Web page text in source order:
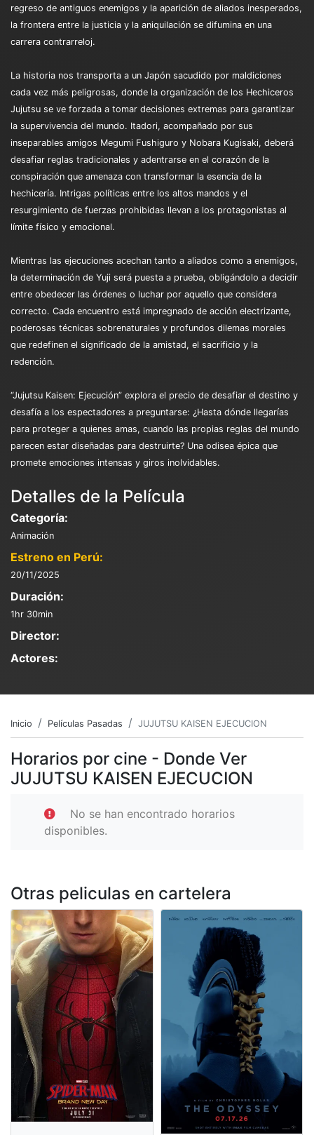
regreso de antiguos enemigos y la aparición de aliados inesperados,
la frontera entre la justicia y la aniquilación se difumina en una
carrera contrarreloj.
La historia nos transporta a un Japón sacudido por maldiciones
cada vez más peligrosas, donde la organización de los Hechiceros
Jujutsu se ve forzada a tomar decisiones extremas para garantizar
la supervivencia del mundo. Itadori, acompañado por sus
inseparables amigos Megumi Fushiguro y Nobara Kugisaki, deberá
desafiar reglas tradicionales y adentrarse en el corazón de la
conspiración que amenaza con transformar la esencia de la
hechicería. Intrigas políticas entre los altos mandos y el
resurgimiento de fuerzas prohibidas llevan a los protagonistas al
límite físico y emocional.
Mientras las ejecuciones acechan tanto a aliados como a enemigos,
la determinación de Yuji será puesta a prueba, obligándolo a decidir
entre obedecer las órdenes o luchar por aquello que considera
correcto. Cada encuentro está impregnado de acción electrizante,
poderosas técnicas sobrenaturales y profundos dilemas morales
que redefinen el significado de la amistad, el sacrificio y la
redención.
“Jujutsu Kaisen: Ejecución” explora el precio de desafiar el destino y
desafía a los espectadores a preguntarse: ¿Hasta dónde llegarías
para proteger a quienes amas, cuando las propias reglas del mundo
parecen estar diseñadas para destruirte? Una odisea épica que
promete emociones intensas y giros inolvidables.
Detalles de la Película
Categoría:
Animación
Estreno en Perú:
20/11/2025
Duración:
1hr 30min
Director:
Actores:
Inicio Películas Pasadas JUJUTSU KAISEN EJECUCION
Horarios por cine - Donde Ver
JUJUTSU KAISEN EJECUCION
No se han encontrado horarios
disponibles.
Otras peliculas en cartelera